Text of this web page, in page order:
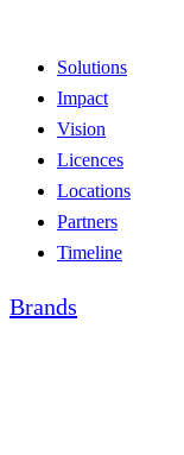
Solutions
Impact
Vision
Licences
Locations
Partners
Timeline
Brands